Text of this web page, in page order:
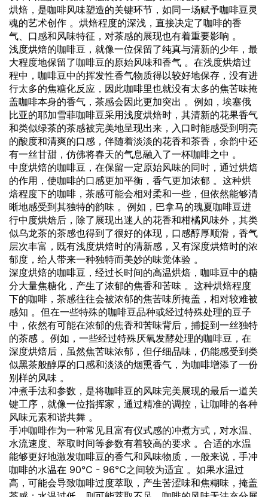
烘焙，是咖啡风味塑造的关键环节，如同一场赋予咖啡豆灵
魂的艺术创作 。烘焙程度的深浅，直接决定了咖啡的香
气、口感和风味特征，对茶感的展现也有着重要影响 。
浅度烘焙的咖啡豆，就像一位保留了纯真与清新的少年，最
大程度地保留了咖啡豆的原始风味和香气 。在浅度烘焙过
程中，咖啡豆中的挥发性香气物质得以较好地保存，没有进
行太多的焦糖化反应，因此咖啡里也就没有太多的焦苦味掩
盖咖啡本身的香气，茶感会因此更加突出 。例如，埃塞俄
比亚的耶加雪菲咖啡豆采用浅度烘焙时，其清新的花果香气
和类似绿茶的茶感被完美地呈现出来，入口时能感受到明亮
的酸度和清爽的口感，伴随着淡淡的花香和茶香，余韵中还
有一丝甘甜，仿佛将春天的气息融入了一杯咖啡之中 。
中度烘焙的咖啡豆，在保留一定原始风味的同时，通过烘焙
的作用，使咖啡的口感更加平衡，香气更加浓郁 。这种烘
焙程度下的咖啡，茶感可能会相对柔和一些，但依然能够清
晰地感受到其独特的韵味 。例如，巴拿马的瑰夏咖啡豆进
行中度烘焙后，除了展现出迷人的花香和柑橘风味外，其类
似乌龙茶的茶感也得到了很好的体现，口感醇厚顺滑，香气
层次丰富，既有浅度烘焙时的清新感，又有深度烘焙时的浓
郁度，给人带来一种独特而美妙的味觉体验 。
深度烘焙的咖啡豆，经过长时间的高温烘焙，咖啡豆中的糖
分大量焦糖化，产生了浓郁的焦香和苦味 。这种烘焙程度
下的咖啡，茶感往往会被浓郁的焦苦味所掩盖，相对较难被
感知 。但在一些特殊的咖啡豆品种或经过特殊处理的豆子
中，依然有可能在浓郁的焦香和苦味背后，捕捉到一丝独特
的茶感 。例如，一些经过特殊厌氧发酵处理的咖啡豆，在
深度烘焙后，虽然焦苦味浓郁，但仔细品味，仍能感受到类
似黑茶般醇厚的口感和淡淡的烟熏香气，为咖啡增添了一份
别样的风味 。
冲煮手法和参数，是将咖啡豆的风味完美展现的最后一道关
键工序，就像一位指挥家，通过精准的调控，让咖啡的各种
风味元素和谐共舞 。
手冲咖啡作为一种常见且富有仪式感的冲煮方式，对水温、
水流速度、萃取时间等参数有着较高的要求 。合适的水温
能够更好地激发咖啡豆的香气和风味物质，一般来说，手冲
咖啡的水温在 90℃ - 96℃之间较为适宜 。如果水温过
高，可能会导致咖啡过度萃取，产生苦涩味和焦糊味，掩盖